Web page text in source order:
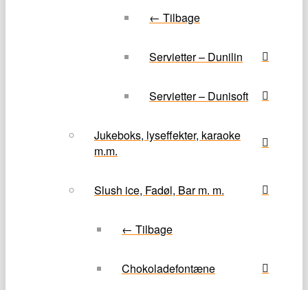
← Tilbage
Servietter – Dunilin
Servietter – Dunisoft
Jukeboks, lyseffekter, karaoke
m.m.
Slush ice, Fadøl, Bar m. m.
← Tilbage
Chokoladefontæne